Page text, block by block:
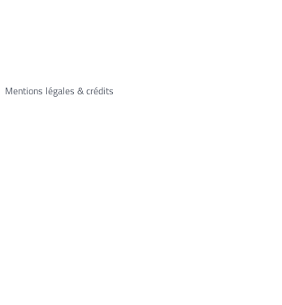
Mentions légales & crédits